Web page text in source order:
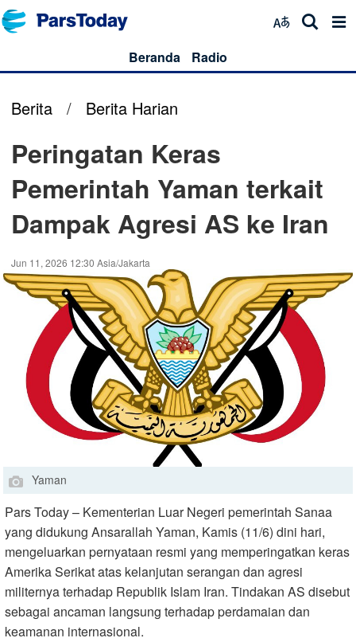
Beranda Radio
Berita / Berita Harian
Peringatan Keras
Pemerintah Yaman terkait
Dampak Agresi AS ke Iran
Jun 11, 2026 12:30 Asia/Jakarta
Yaman
Pars Today – Kementerian Luar Negeri pemerintah Sanaa
yang didukung Ansarallah Yaman, Kamis (11/6) dini hari,
mengeluarkan pernyataan resmi yang memperingatkan keras
Amerika Serikat atas kelanjutan serangan dan agresi
militernya terhadap Republik Islam Iran. Tindakan AS disebut
sebagai ancaman langsung terhadap perdamaian dan
keamanan internasional.